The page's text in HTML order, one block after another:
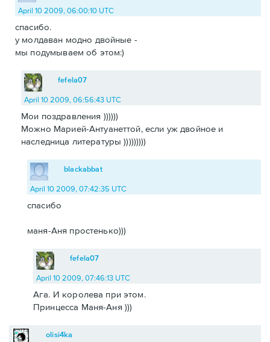
April 10 2009, 06:00:10 UTC
спасибо.
у молдаван модно двойные -
мы подумываем об этом:)
fefela07
April 10 2009, 06:56:43 UTC
Мои поздравления ))))))
Можно Марией-Антуанеттой, если уж двойное и
наследница литературы )))))))))
blackabbat
April 10 2009, 07:42:35 UTC
спасибо
маня-Аня простенько)))
fefela07
April 10 2009, 07:46:13 UTC
Ага. И королева при этом.
Принцесса Маня-Аня )))
olisi4ka